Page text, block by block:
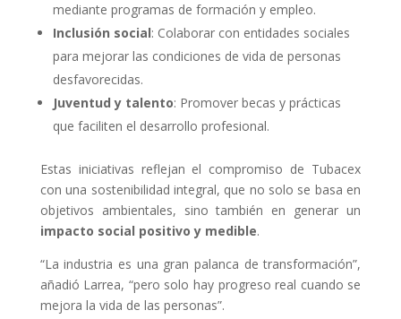
mediante programas de formación y empleo.
Inclusión social: Colaborar con entidades sociales
para mejorar las condiciones de vida de personas
desfavorecidas.
Juventud y talento: Promover becas y prácticas
que faciliten el desarrollo profesional.
Estas iniciativas reflejan el compromiso de Tubacex
con una sostenibilidad integral, que no solo se basa en
objetivos ambientales, sino también en generar un
impacto social positivo y medible.
“La industria es una gran palanca de transformación”,
añadió Larrea, “pero solo hay progreso real cuando se
mejora la vida de las personas”.